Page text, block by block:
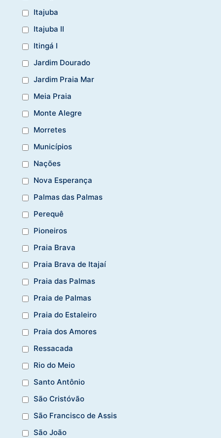
Itajuba
Itajuba II
Itingá I
Jardim Dourado
Jardim Praia Mar
Meia Praia
Monte Alegre
Morretes
Municípios
Nações
Nova Esperança
Palmas das Palmas
Perequê
Pioneiros
Praia Brava
Praia Brava de Itajaí
Praia das Palmas
Praia de Palmas
Praia do Estaleiro
Praia dos Amores
Ressacada
Rio do Meio
Santo Antônio
São Cristóvão
São Francisco de Assis
São João